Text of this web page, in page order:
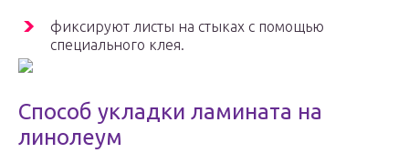
фиксируют листы на стыках с помощью
специального клея.
Способ укладки ламината на
линолеум